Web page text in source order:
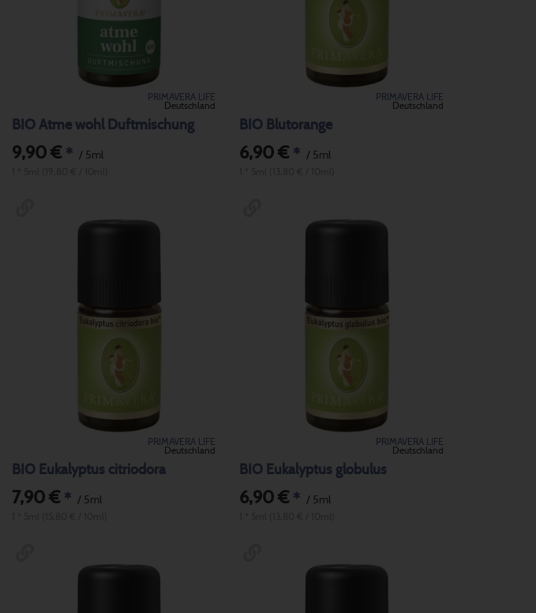
PRIMAVERA LIFE
Deutschland
BIO Atme wohl Duftmischung
9,90 €* / 5ml
PRIMAVERA LIFE
Deutschland
BIO Blutorange
6,90 € * / 5ml
PRIMAVERA LIFE
Deutschland
BIO Eukalyptus citriodora
7,90 €* / 5ml
PRIMAVERA LIFE
Deutschland
BIO Eukalyptus globulus
6,90 € * / 5ml